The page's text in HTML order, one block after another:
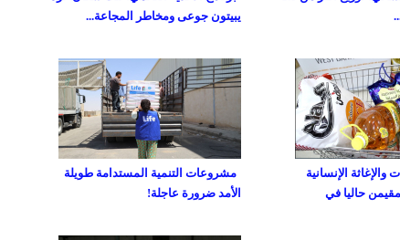
الإنسانية
حاليا في
يبيتون جوعى ومخاطر المجاعة...
مشروعات التنمية المستدامة طويلة
الأمد ضرورة عاجلة!